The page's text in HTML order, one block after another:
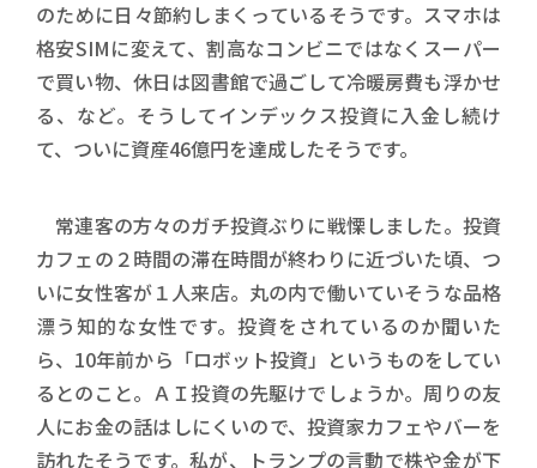
のために日々節約しまくっているそうです。スマホは
格安SIMに変えて、割高なコンビニではなくスーパー
で買い物、休日は図書館で過ごして冷暖房費も浮かせ
る、など。そうしてインデックス投資に入金し続け
て、ついに資産46億円を達成したそうです。
常連客の方々のガチ投資ぶりに戦慄しました。投資
カフェの２時間の滞在時間が終わりに近づいた頃、つ
いに女性客が１人来店。丸の内で働いていそうな品格
漂う知的な女性です。投資をされているのか聞いた
ら、10年前から「ロボット投資」というものをしてい
るとのこと。ＡＩ投資の先駆けでしょうか。周りの友
人にお金の話はしにくいので、投資家カフェやバーを
訪れたそうです。私が、トランプの言動で株や金が下